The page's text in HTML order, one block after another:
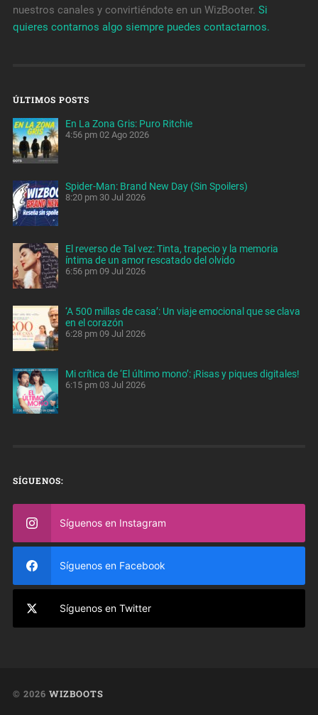
nuestros canales y convirtiéndote en un WizBooter. Si
quieres contarnos algo siempre puedes contactarnos.
ÚLTIMOS POSTS
En La Zona Gris: Puro Ritchie
4:56 pm 02 Ago 2026
Spider-Man: Brand New Day (Sin Spoilers)
8:20 pm 30 Jul 2026
El reverso de Tal vez: Tinta, trapecio y la memoria
íntima de un amor rescatado del olvido
6:56 pm 09 Jul 2026
‘A 500 millas de casa’: Un viaje emocional que se clava
en el corazón
6:28 pm 09 Jul 2026
Mi crítica de ‘El último mono’: ¡Risas y piques digitales!
6:15 pm 03 Jul 2026
SÍGUENOS:
Síguenos en Instagram
Síguenos en Facebook
Síguenos en Twitter
© 2026 WIZBOOTS